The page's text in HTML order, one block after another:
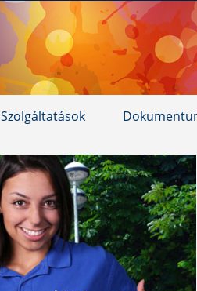
Szolgáltatások